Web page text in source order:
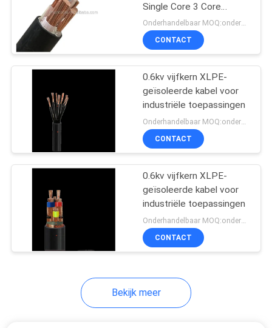
Naakte Leider
90
lucht gebundelde
kabel
92
Rubber In de schede
Single Core 3 Core
Koperen geleider XLPE
Geïsoleerde kabel
N2XSY
Onderhandelbaar MOQ:onderhandelbaar
CONTACT
0.6kv vijfkern XLPE-
geïsoleerde kabel voor
industriële toepassingen
Onderhandelbaar MOQ:onderhandelbaar
CONTACT
0.6kv vijfkern XLPE-
geïsoleerde kabel voor
industriële toepassingen
CONTACT
Bekijk meer